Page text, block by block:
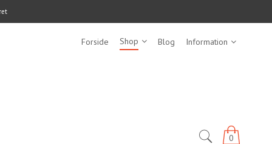
Forside Shop Blog Information
0